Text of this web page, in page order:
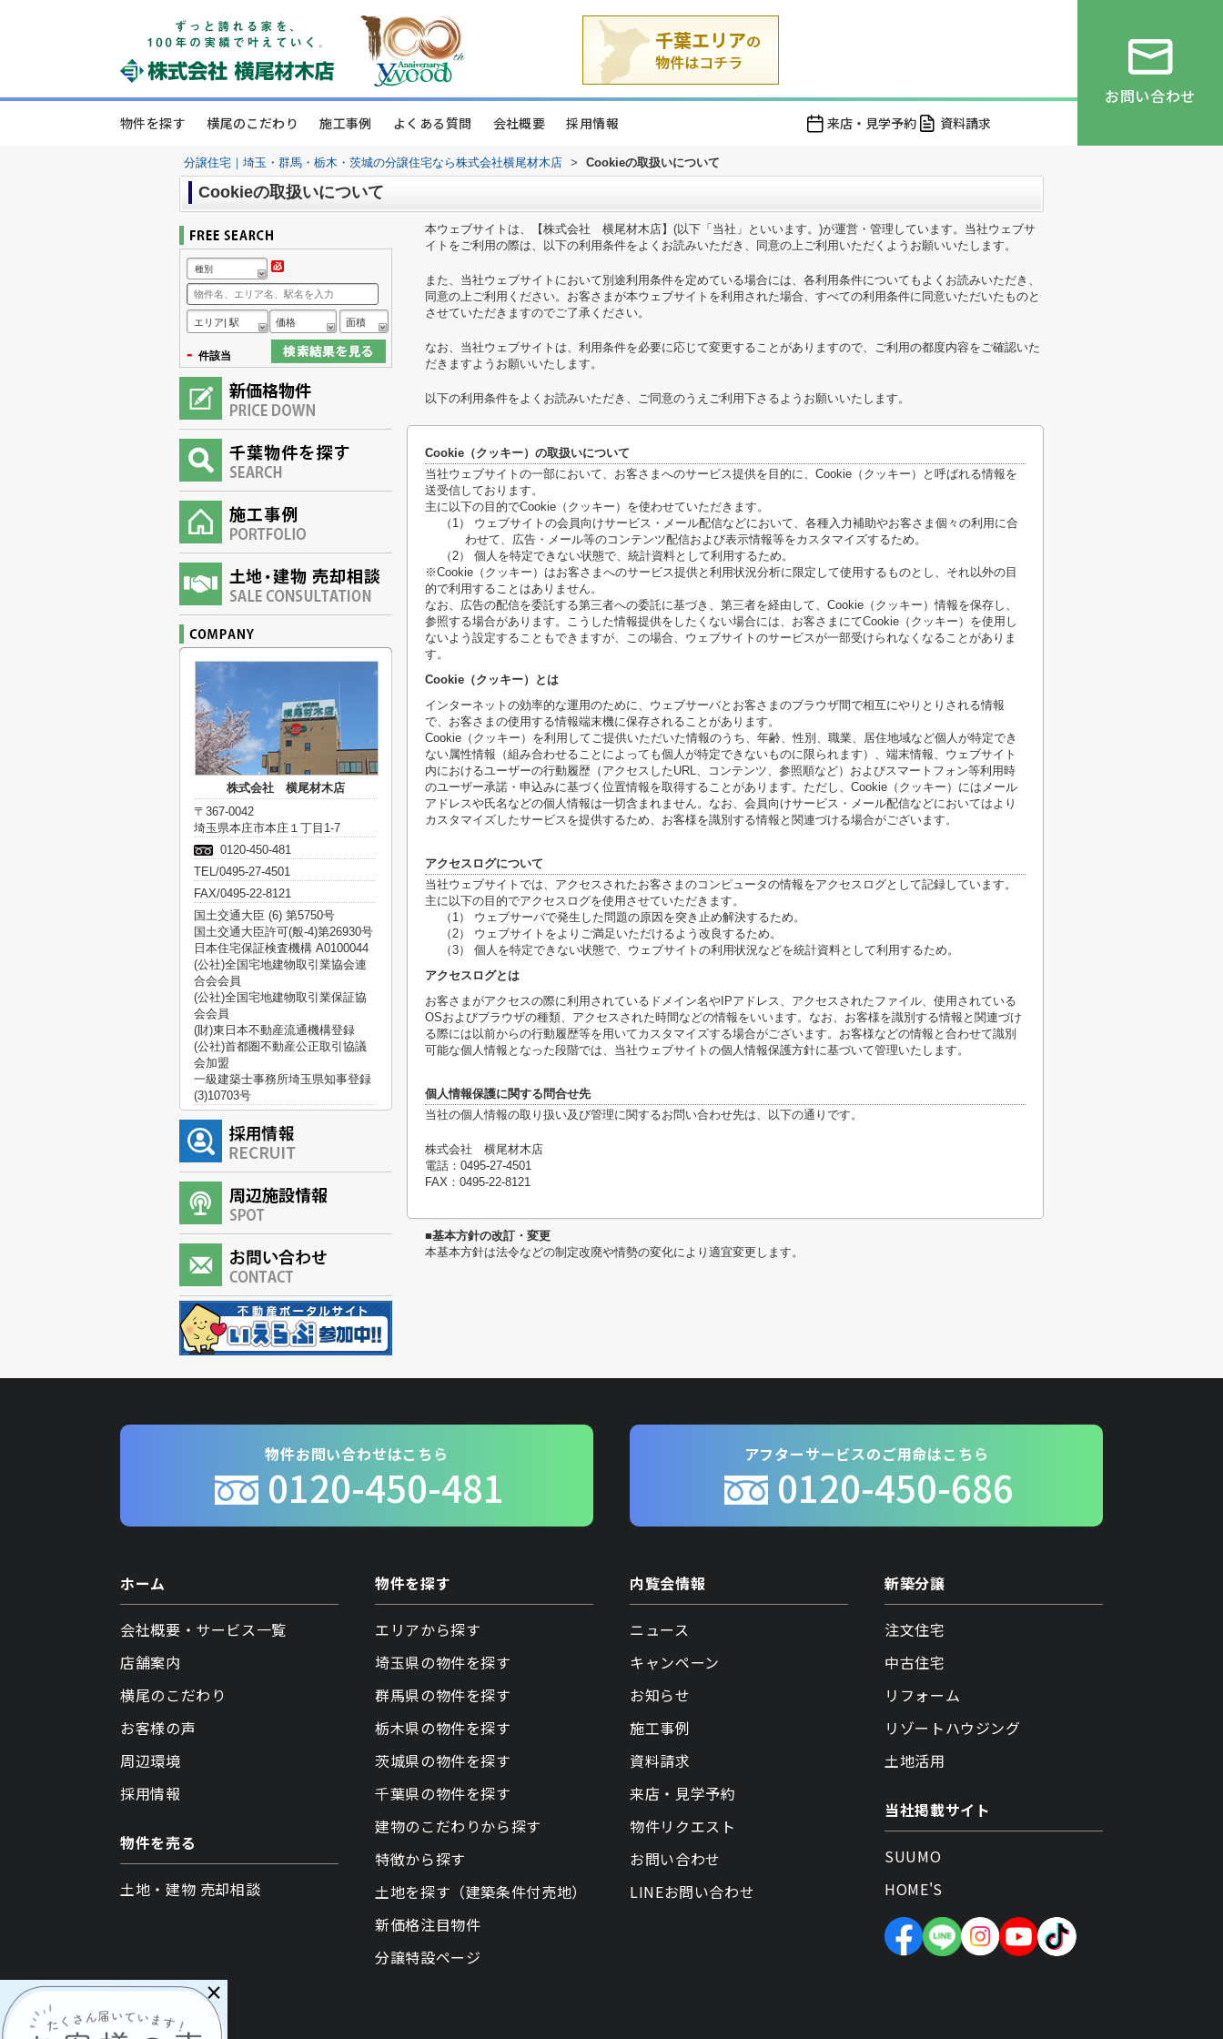
物件を探す 横尾のこだわり 施工事例 よくある質問 会社概要 採用情報 来店・見学予約 資料請求
お問い合わせ
×
分譲住宅｜埼玉・群馬・栃木・茨城の分譲住宅なら株式会社横尾材木店 > Cookieの取扱いについて
Cookieの取扱いについて
本ウェブサイトは、【株式会社 横尾材木店】(以下「当社」といいます。)が運営・管理しています。当社ウェブサ
イトをご利用の際は、以下の利用条件をよくお読みいただき、同意の上ご利用いただくようお願いいたします。
また、当社ウェブサイトにおいて別途利用条件を定めている場合には、各利用条件についてもよくお読みいただき、
同意の上ご利用ください。お客さまが本ウェブサイトを利用された場合、すべての利用条件に同意いただいたものと
させていただきますのでご了承ください。
なお、当社ウェブサイトは、利用条件を必要に応じて変更することがありますので、ご利用の都度内容をご確認いた
だきますようお願いいたします。
以下の利用条件をよくお読みいただき、ご同意のうえご利用下さるようお願いいたします。
Cookie（クッキー）の取扱いについて
当社ウェブサイトの一部において、お客さまへのサービス提供を目的に、Cookie（クッキー）と呼ばれる情報を
送受信しております。
主に以下の目的でCookie（クッキー）を使わせていただきます。
（1） ウェブサイトの会員向けサービス・メール配信などにおいて、各種入力補助やお客さま個々の利用に合
わせて、広告・メール等のコンテンツ配信および表示情報等をカスタマイズするため。
（2） 個人を特定できない状態で、統計資料として利用するため。
※Cookie（クッキー）はお客さまへのサービス提供と利用状況分析に限定して使用するものとし、それ以外の目
的で利用することはありません。
なお、広告の配信を委託する第三者への委託に基づき、第三者を経由して、Cookie（クッキー）情報を保存し、
参照する場合があります。こうした情報提供をしたくない場合には、お客さまにてCookie（クッキー）を使用し
ないよう設定することもできますが、この場合、ウェブサイトのサービスが一部受けられなくなることがありま
す。
Cookie（クッキー）とは
インターネットの効率的な運用のために、ウェブサーバとお客さまのブラウザ間で相互にやりとりされる情報
で、お客さまの使用する情報端末機に保存されることがあります。
Cookie（クッキー）を利用してご提供いただいた情報のうち、年齢、性別、職業、居住地域など個人が特定でき
ない属性情報（組み合わせることによっても個人が特定できないものに限られます）、端末情報、ウェブサイト
内におけるユーザーの行動履歴（アクセスしたURL、コンテンツ、参照順など）およびスマートフォン等利用時
のユーザー承諾・申込みに基づく位置情報を取得することがあります。ただし、Cookie（クッキー）にはメール
アドレスや氏名などの個人情報は一切含まれません。なお、会員向けサービス・メール配信などにおいてはより
カスタマイズしたサービスを提供するため、お客様を識別する情報と関連づける場合がございます。
アクセスログについて
当社ウェブサイトでは、アクセスされたお客さまのコンピュータの情報をアクセスログとして記録しています。
主に以下の目的でアクセスログを使用させていただきます。
（1） ウェブサーバで発生した問題の原因を突き止め解決するため。
（2） ウェブサイトをよりご満足いただけるよう改良するため。
（3） 個人を特定できない状態で、ウェブサイトの利用状況などを統計資料として利用するため。
アクセスログとは
お客さまがアクセスの際に利用されているドメイン名やIPアドレス、アクセスされたファイル、使用されている
OSおよびブラウザの種類、アクセスされた時間などの情報をいいます。なお、お客様を識別する情報と関連づけ
る際には以前からの行動履歴等を用いてカスタマイズする場合がございます。お客様などの情報と合わせて識別
可能な個人情報となった段階では、当社ウェブサイトの個人情報保護方針に基づいて管理いたします。
個人情報保護に関する問合せ先
当社の個人情報の取り扱い及び管理に関するお問い合わせ先は、以下の通りです。
株式会社 横尾材木店
電話：0495-27-4501
FAX：0495-22-8121
■基本方針の改訂・変更
本基本方針は法令などの制定改廃や情勢の変化により適宜変更します。
種別
エリア| 駅 価格 面積
- 件該当
株式会社 横尾材木店
〒367-0042
埼玉県本庄市本庄１丁目1-7
0120-450-481
TEL/0495-27-4501
FAX/0495-22-8121
国土交通大臣 (6) 第5750号
国土交通大臣許可(般-4)第26930号
日本住宅保証検査機構 A0100044
(公社)全国宅地建物取引業協会連
合会会員
(公社)全国宅地建物取引業保証協
会会員
(財)東日本不動産流通機構登録
(公社)首都圏不動産公正取引協議
会加盟
一級建築士事務所埼玉県知事登録
(3)10703号
物件お問い合わせはこちら
0120-450-481
アフターサービスのご用命はこちら
0120-450-686
ホーム
会社概要・サービス一覧
店舗案内
横尾のこだわり
お客様の声
周辺環境
採用情報
物件を売る
土地・建物 売却相談
物件を探す
エリアから探す
埼玉県の物件を探す
群馬県の物件を探す
栃木県の物件を探す
茨城県の物件を探す
千葉県の物件を探す
建物のこだわりから探す
特徴から探す
土地を探す（建築条件付売地）
新価格注目物件
分譲特設ページ
内覧会情報
ニュース
キャンペーン
お知らせ
施工事例
資料請求
来店・見学予約
物件リクエスト
お問い合わせ
LINEお問い合わせ
新築分譲
注文住宅
中古住宅
リフォーム
リゾートハウジング
土地活用
当社掲載サイト
SUUMO
HOME'S